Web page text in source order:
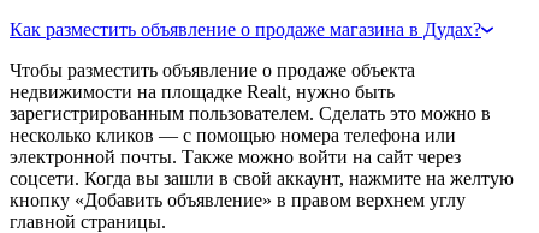
Как разместить объявление о продаже магазина в Дудах?
Чтобы разместить объявление о продаже объекта
недвижимости на площадке Realt, нужно быть
зарегистрированным пользователем. Сделать это можно в
несколько кликов — с помощью номера телефона или
электронной почты. Также можно войти на сайт через
соцсети. Когда вы зашли в свой аккаунт, нажмите на желтую
кнопку «Добавить объявление» в правом верхнем углу
главной страницы.